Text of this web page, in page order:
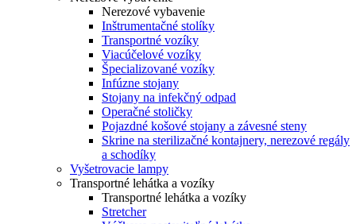
Nerezové vybavenie
Inštrumentačné stolíky
Transportné vozíky
Viacúčelové vozíky
Špecializované vozíky
Infúzne stojany
Stojany na infekčný odpad
Operačné stoličky
Pojazdné košové stojany a závesné steny
Skrine na sterilizačné kontajnery, nerezové regály
a schodíky
Vyšetrovacie lampy
Transportné lehátka a vozíky
Transportné lehátka a vozíky
Stretcher